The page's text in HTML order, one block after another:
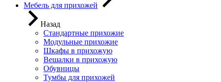
Мебель для прихожей
Назад
Стандартные прихожие
Модульные прихожие
Шкафы в прихожую
Вешалки в прихожую
Обувницы
Тумбы для прихожей